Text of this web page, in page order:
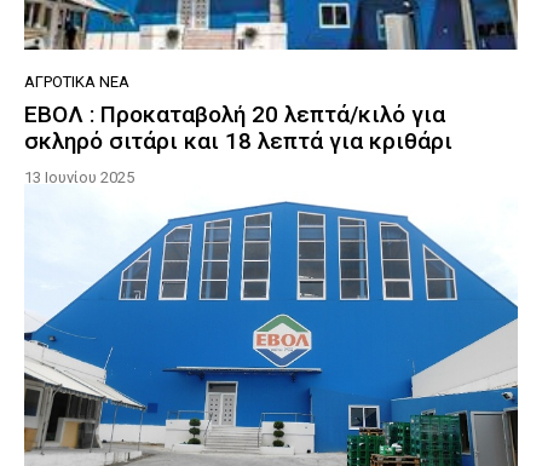
ΑΓΡΟΤΙΚΆ ΝΈΑ
ΕΒΟΛ : Προκαταβολή 20 λεπτά/κιλό για
σκληρό σιτάρι και 18 λεπτά για κριθάρι
13 Ιουνίου 2025